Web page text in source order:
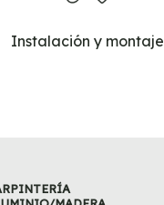
Instalación y montaje